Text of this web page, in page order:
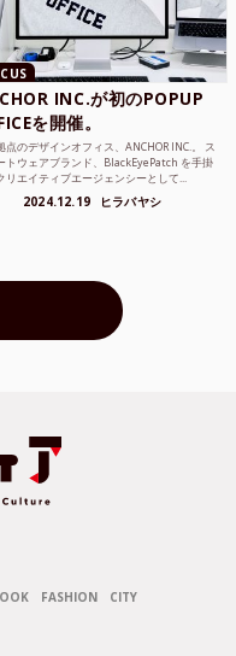
INC.が初のPOPUP
を開催。
点のデザインオフィス、ANCHOR INC.。 ス
トウェアブランド、BlackEyePatch を手掛
リエイティブエージェンシーとして...
2024.12.19 ヒラバヤシ
FASHION CITY